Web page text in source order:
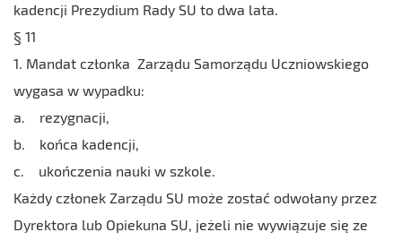
kadencji Prezydium Rady SU to dwa lata.
§ 11
1. Mandat członka Zarządu Samorządu Uczniowskiego
wygasa w wypadku:
a. rezygnacji,
b. końca kadencji,
c. ukończenia nauki w szkole.
Każdy członek Zarządu SU może zostać odwołany przez
Dyrektora lub Opiekuna SU, jeżeli nie wywiązuje się ze